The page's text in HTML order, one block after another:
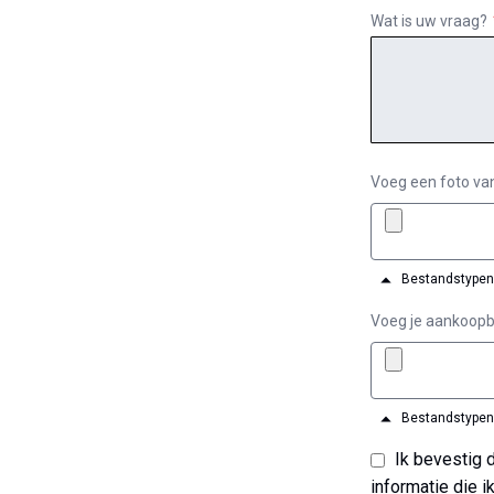
Wat is uw vraag?
Voeg een foto
Voeg je
informatie die